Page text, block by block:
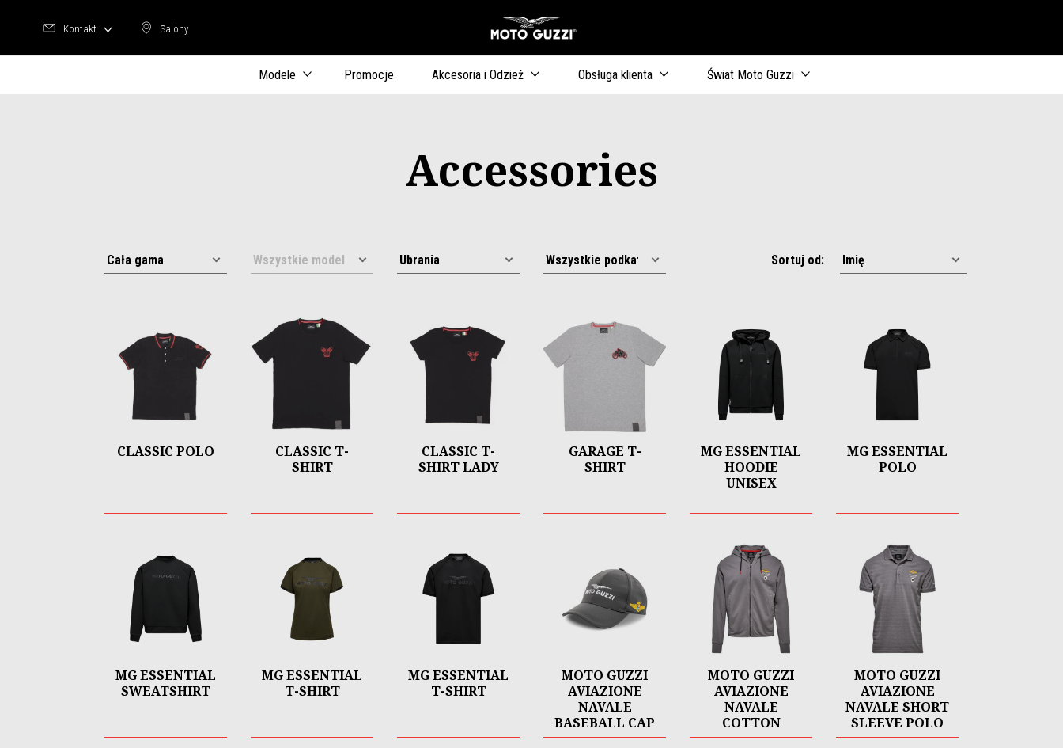
Salony
Salony
Kontakt
Modele Promocje Akcesoria i Odzież Obsługa klienta Świat Moto Guzzi
Accessories
Sortuj od:
CLASSIC POLO
CLASSIC T-
SHIRT
CLASSIC T-
SHIRT LADY
GARAGE T-
SHIRT
MG ESSENTIAL
HOODIE
UNISEX
MG ESSENTIAL
POLO
MG ESSENTIAL
SWEATSHIRT
MG ESSENTIAL
T-SHIRT
MG ESSENTIAL
T-SHIRT
MOTO GUZZI
AVIAZIONE
NAVALE
BASEBALL CAP
MOTO GUZZI
AVIAZIONE
NAVALE
COTTON
HOODIE
MOTO GUZZI
AVIAZIONE
NAVALE SHORT
SLEEVE POLO